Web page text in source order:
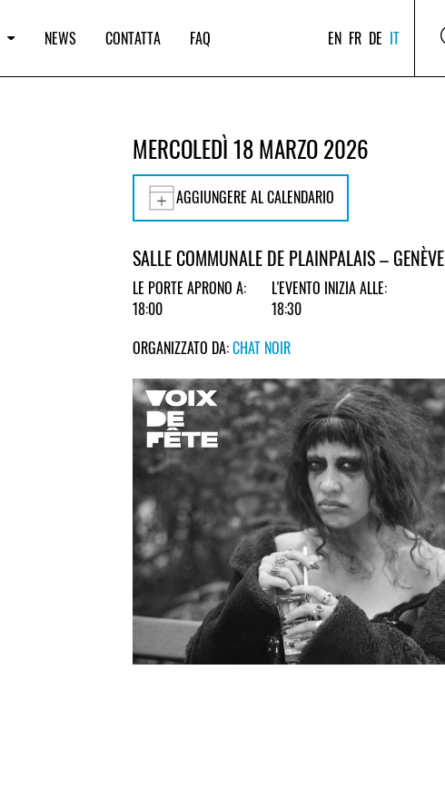
NEWS CONTATTA FAQ EN FR DE IT
MERCOLEDÌ 18 MARZO 2026
AGGIUNGERE AL CALENDARIO
SALLE COMMUNALE DE PLAINPALAIS – GENÈVE
LE PORTE APRONO A:
18:00
L'EVENTO INIZIA ALLE:
18:30
ORGANIZZATO DA:CHAT NOIR